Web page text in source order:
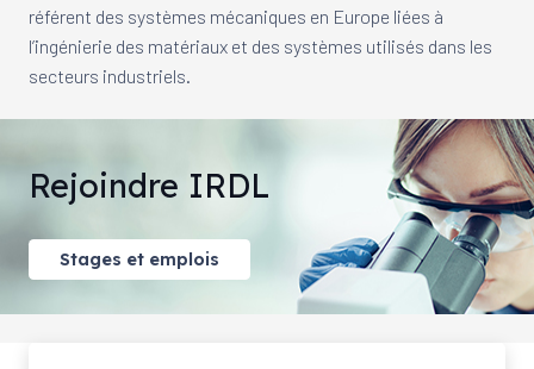
référent des systèmes mécaniques en Europe liées à
l’ingénierie des matériaux et des systèmes utilisés dans les
secteurs industriels.
Rejoindre IRDL
Stages et emplois